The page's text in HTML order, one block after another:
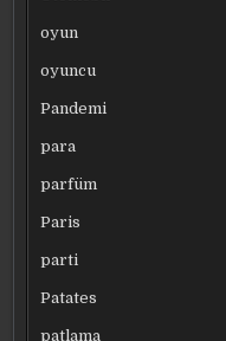
oyun
oyuncu
Pandemi
para
parfüm
Paris
parti
Patates
patlama